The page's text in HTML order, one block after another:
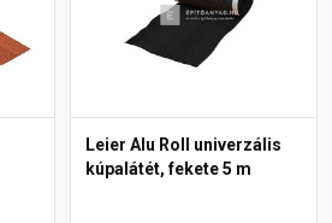
Leier Alu Roll univerzális
kúpalátét, fekete 5 m